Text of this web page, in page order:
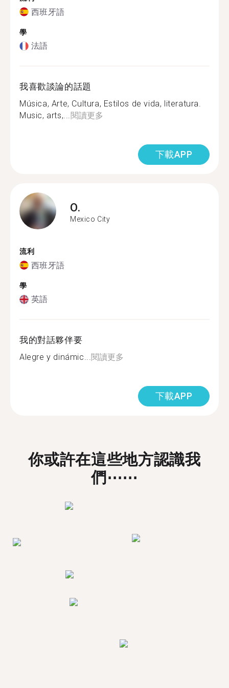
西班牙語
學
法語
我喜歡談論的話題
Música, Arte, Cultura, Estilos de vida, literatura.
Music, arts,...閱讀更多
下載APP
O.
Mexico City
流利
西班牙語
學
英語
我的對話夥伴要
Alegre y dinámic...閱讀更多
下載APP
你或許在這些地方認識我
們⋯⋯